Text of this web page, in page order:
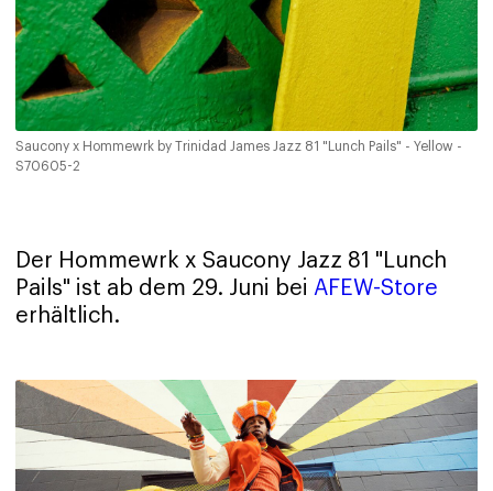
Saucony x Hommewrk by Trinidad James Jazz 81 "Lunch Pails" - Yellow -
S70605-2
Der Hommewrk x Saucony Jazz 81 "Lunch
Pails" ist ab dem 29. Juni bei AFEW-Store
erhältlich.